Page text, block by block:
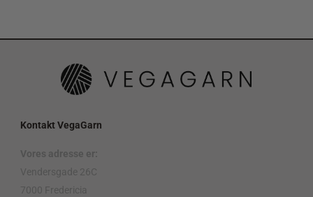
Kontakt VegaGarn
Vores adresse er:
Vendersgade 26C
7000 Fredericia